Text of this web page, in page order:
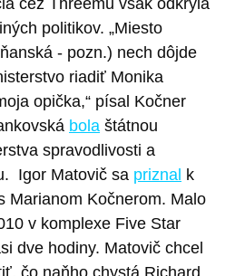
politikov. „Miesto
- pozn.) nech dôjde
riadiť Monika
opička,“ písal Kočner
bola štátnou
spravodlivosti a
Igor Matovič sa priznal k
Marianom Kočnerom. Malo
v komplexe Five Star
dve hodiny. Matovič chcel
čo naňho chystá Richard